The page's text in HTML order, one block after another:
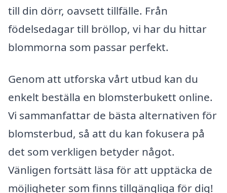
till din dörr, oavsett tillfälle. Från
födelsedagar till bröllop, vi har du hittar
blommorna som passar perfekt.
Genom att utforska vårt utbud kan du
enkelt beställa en blomsterbukett online.
Vi sammanfattar de bästa alternativen för
blomsterbud, så att du kan fokusera på
det som verkligen betyder något.
Vänligen fortsätt läsa för att upptäcka de
möjligheter som finns tillgängliga för dig!